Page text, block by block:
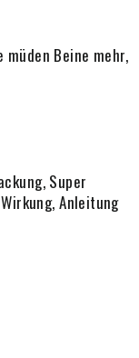
Beine mehr,
Super
Anleitung